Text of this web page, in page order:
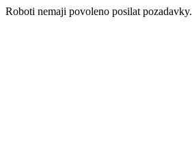
Roboti nemaji povoleno posilat pozadavky.